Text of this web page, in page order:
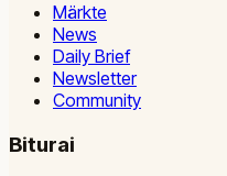
Märkte
News
Daily Brief
Newsletter
Community
Biturai